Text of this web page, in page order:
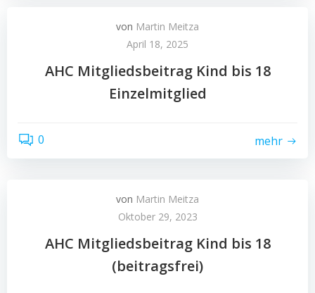
von Martin Meitza
April 18, 2025
AHC Mitgliedsbeitrag Kind bis 18
Einzelmitglied
0 mehr
von Martin Meitza
Oktober 29, 2023
AHC Mitgliedsbeitrag Kind bis 18
(beitragsfrei)